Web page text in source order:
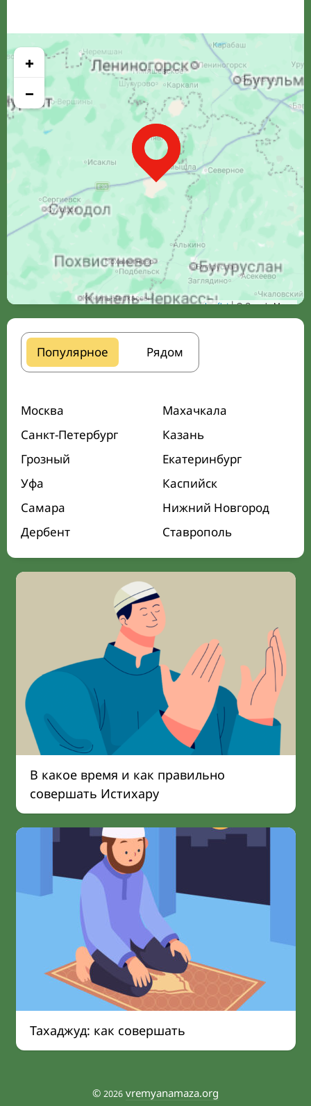
+
−
Leaflet| © Google Maps
Популярное Рядом
Москва
Махачкала
Санкт-Петербург
Казань
Грозный
Екатеринбург
Уфа
Каспийск
Самара
Нижний Новгород
Дербент
Ставрополь
В какое время и как правильно
совершать Истихару
Тахаджуд: как совершать
© 2026 vremyanamaza.org